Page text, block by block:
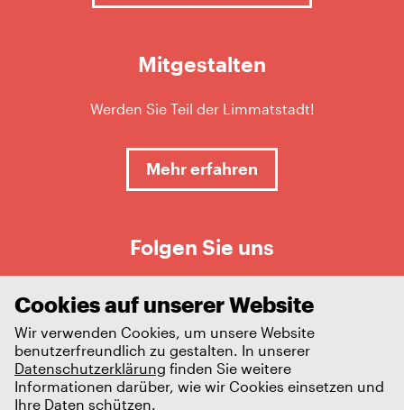
Mitgestalten
Werden Sie Teil der Limmatstadt!
Mehr erfahren
Folgen Sie uns
Cookies auf unserer Website
Wir verwenden Cookies, um unsere Website
benutzerfreundlich zu gestalten. In unserer
Datenschutzerklärung finden Sie weitere
Informationen darüber, wie wir Cookies einsetzen und
Ihre Daten schützen.